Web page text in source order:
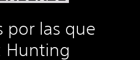
por las que
Hunting